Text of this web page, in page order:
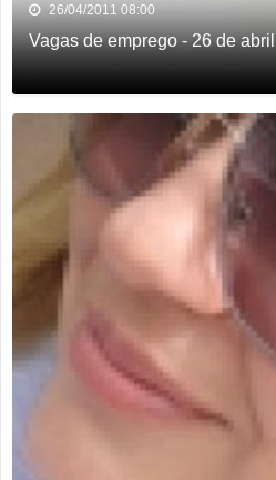
26/04/2011 08:00
Vagas de emprego - 26 de abril